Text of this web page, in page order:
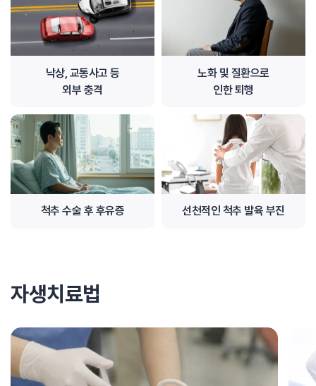
낙상, 교통사고 등
외부 충격
노화 및 질환으로
인한 퇴행
척추 수술 후 후유증 선천적인 척추 발육 부진
자생치료법